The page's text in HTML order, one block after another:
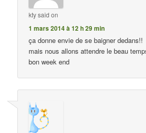
ktysaid on
1 mars 2014 à 12 h 29 min
ça donne envie de se baigner dedans!!
mais nous allons attendre le beau
bon week end